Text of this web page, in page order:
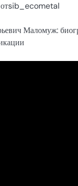
отsib_ecometal